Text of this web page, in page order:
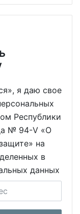
я даю свое
Республики
№ 94-V «О
на
в
данных